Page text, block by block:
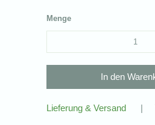
Menge
Lieferung & Versand |